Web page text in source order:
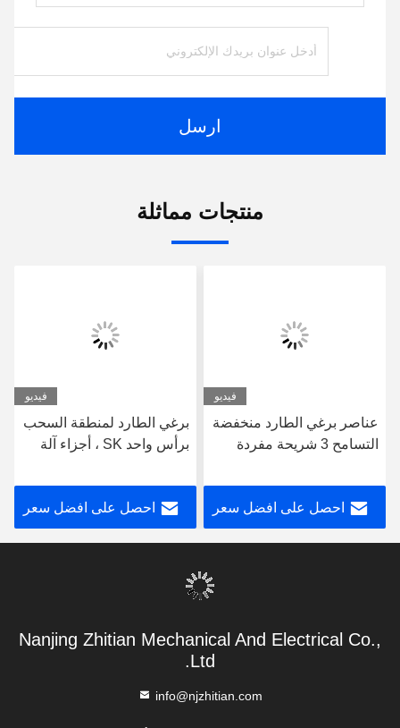
ارسل
منتجات مماثلة
فيديو
عناصر برغي الطارد منخفضة
التسامح 3 شريحة مفردة
احصل على افضل سعر
فيديو
برغي الطارد لمنطقة السحب
برأس واحد SK ، أجزاء آلة
المسمار OD لسلسلة الطارد
Leistritzاحصل على افضل سعر
Nanjing Zhitian Mechanical And Electrical Co.,
Ltd.
info@njzhitian.com